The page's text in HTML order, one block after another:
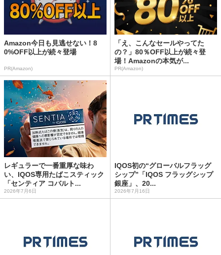
Amazon今日も見逃せない！8
0%OFF以上が続々登場
PR(Amazon)
「え、こんなセールやってた
の？」80％OFF以上が続々登
場！Amazonの本気が...
PR(Amazon)
レギュラーで一番重厚な味わ
い、IQOS専用たばこスティック
「センティア コバルト...
2026年7月6日
IQOS初の“グローバルフラッグ
シップ”「IQOS フラッグシップ
銀座」、20...
2026年7月16日